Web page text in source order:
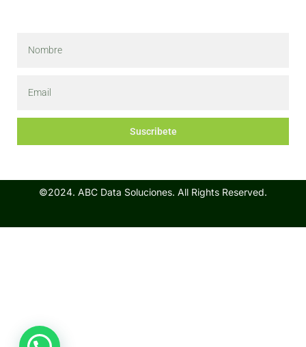
Suscribete
©2024. ABC Data Soluciones. All Rights Reserved.